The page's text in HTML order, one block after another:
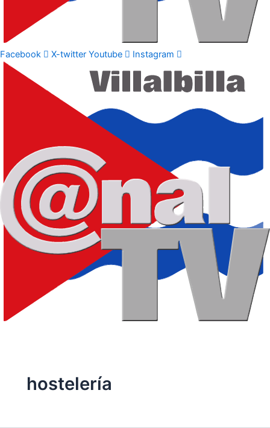
Facebook X-twitter Youtube Instagram
hostelería